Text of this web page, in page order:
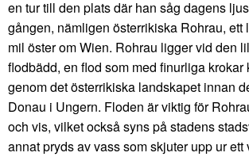
en tur till den plats där han såg dagens
gången, nämligen österrikiska Rohrau, ett
mil öster om Wien. Rohrau ligger vid den
flodbädd, en flod som med finurliga krokar
genom det österrikiska landskapet innan
Donau i Ungern. Floden är viktig för
och vis, vilket också syns på stadens
annat pryds av vass som skjuter upp ur ett